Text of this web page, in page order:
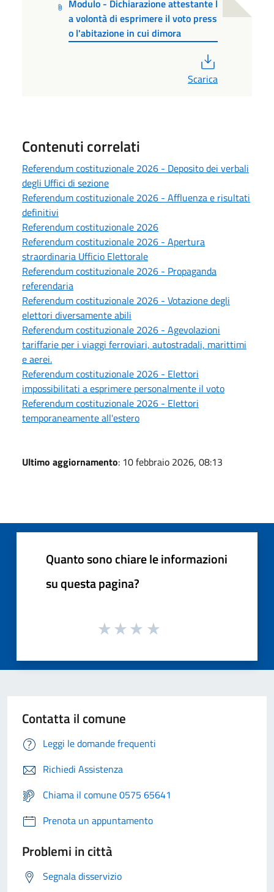
Modulo - Dichiarazione attestante l
a volontà di esprimere il voto press
o l'abitazione in cui dimora
Scarica
Contenuti correlati
Referendum costituzionale 2026 - Deposito dei verbali
degli Uffici di sezione
Referendum costituzionale 2026 - Affluenza e risultati
definitivi
Referendum costituzionale 2026
Referendum costituzionale 2026 - Apertura
straordinaria Ufficio Elettorale
Referendum costituzionale 2026 - Propaganda
referendaria
Referendum costituzionale 2026 - Votazione degli
elettori diversamente abili
Referendum costituzionale 2026 - Agevolazioni
tariffarie per i viaggi ferroviari, autostradali, marittimi
e aerei.
Referendum costituzionale 2026 - Elettori
impossibilitati a esprimere personalmente il voto
Referendum costituzionale 2026 - Elettori
temporaneamente all'estero
Ultimo aggiornamento: 10 febbraio 2026, 08:13
Quanto sono chiare le informazioni
su questa pagina?
Contatta il comune
Leggi le domande frequenti
Richiedi Assistenza
Chiama il comune 0575 65641
Prenota un appuntamento
Problemi in città
Segnala disservizio